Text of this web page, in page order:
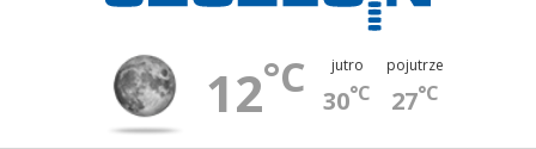
12°C jutro
30°C
pojutrze
27°C